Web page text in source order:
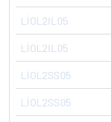
LÍOL2IL05
LÍOL2IL05
LÍOL2SS05
LÍOL2SS05